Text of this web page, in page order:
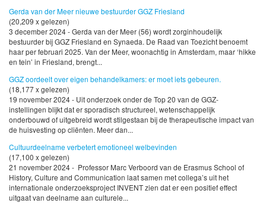
Gerda van der Meer nieuwe bestuurder GGZ Friesland
(20,209 x gelezen)
3 december 2024 - Gerda van der Meer (56) wordt zorginhoudelijk
bestuurder bij GGZ Friesland en Synaeda. De Raad van Toezicht benoemt
haar per februari 2025. Van der Meer, woonachtig in Amsterdam, maar ‘hikke
en tein’ in Friesland, brengt...
GGZ oordeelt over eigen behandelkamers: er moet iets gebeuren.
(18,177 x gelezen)
19 november 2024 - Uit onderzoek onder de Top 20 van de GGZ-
instellingen blijkt dat er sporadisch structureel, wetenschappelijk
onderbouwd of uitgebreid wordt stilgestaan bij de therapeutische impact van
de huisvesting op cliënten. Meer dan...
Cultuurdeelname verbetert emotioneel welbevinden
(17,100 x gelezen)
21 november 2024 - Professor Marc Verboord van de Erasmus School of
History, Culture and Communication laat samen met collega’s uit het
internationale onderzoeksproject INVENT zien dat er een positief effect
uitgaat van deelname aan culturele...